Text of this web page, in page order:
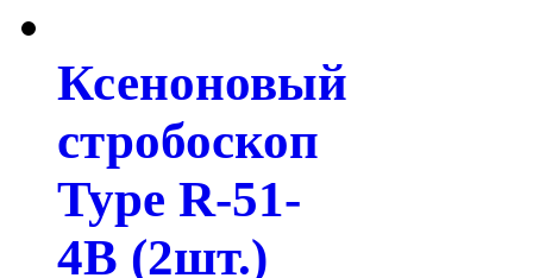
Ксеноновый
стробоскоп
Type R-51-
4B (2шт.)